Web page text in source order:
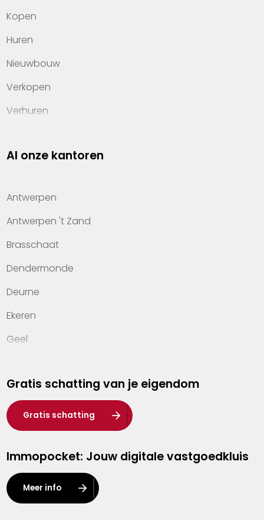
Kopen
Huren
Nieuwbouw
Verkopen
Verhuren
Property management
Kennis van wonen
Kantoren
Veelgestelde vragen
Werken bij Heylen Vastgoed
Contact
Al onze kantoren
Antwerpen
Antwerpen 't Zand
Brasschaat
Dendermonde
Deurne
Ekeren
Geel
Hasselt
Heist-op-den-Berg
Herentals
Kalmthout
Leuven
Lier
Gratis schatting van je eigendom
Gratis schatting
Immopocket: Jouw digitale vastgoedkluis
Meer info